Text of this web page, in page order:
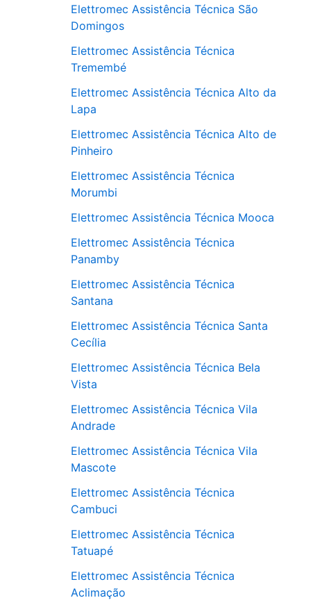
Elettromec Assistência Técnica São
Domingos
Elettromec Assistência Técnica
Tremembé
Elettromec Assistência Técnica Alto da
Lapa
Elettromec Assistência Técnica Alto de
Pinheiro
Elettromec Assistência Técnica
Morumbi
Elettromec Assistência Técnica Mooca
Elettromec Assistência Técnica
Panamby
Elettromec Assistência Técnica
Santana
Elettromec Assistência Técnica Santa
Cecília
Elettromec Assistência Técnica Bela
Vista
Elettromec Assistência Técnica Vila
Andrade
Elettromec Assistência Técnica Vila
Mascote
Elettromec Assistência Técnica
Cambuci
Elettromec Assistência Técnica
Tatuapé
Elettromec Assistência Técnica
Aclimação